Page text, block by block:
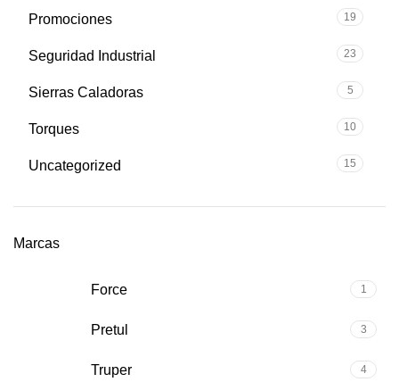
Promociones 19
Seguridad Industrial 23
Sierras Caladoras 5
Torques 10
Uncategorized 15
Marcas
Force 1
Pretul 3
Truper 4